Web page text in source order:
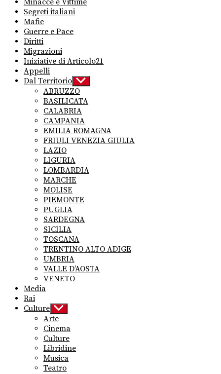
Segreti italiani
Mafie
Guerre e Pace
Diritti
Migrazioni
Iniziative di Articolo21
Appelli
Dal Territorio Show
sub
menu
ABRUZZO
BASILICATA
CALABRIA
CAMPANIA
EMILIA ROMAGNA
FRIULI VENEZIA GIULIA
LAZIO
LIGURIA
LOMBARDIA
MARCHE
MOLISE
PIEMONTE
PUGLIA
SARDEGNA
SICILIA
TOSCANA
TRENTINO ALTO ADIGE
UMBRIA
VALLE D’AOSTA
VENETO
Media
Rai
Culture Show
sub
menu
Arte
Cinema
Culture
Libridine
Musica
Teatro